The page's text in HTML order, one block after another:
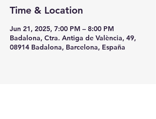
Time & Location
Jun 21, 2025, 7:00 PM – 8:00 PM
Badalona, Ctra. Antiga de València, 49,
08914 Badalona, Barcelona, España